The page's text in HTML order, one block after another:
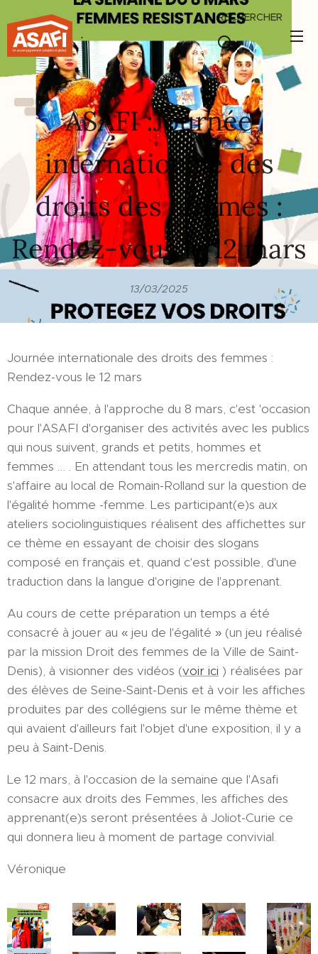
.
RECHERCHER
ASAFI :Journée
internationale des
droits des femmes :
Rendez-vous le 12 mars
13/03/2025
Journée internationale des droits des femmes :
Rendez-vous le 12 mars
Chaque année, à l'approche du 8 mars, c'est 'occasion
pour l'ASAFI d'organiser des activités avec les publics
qui nous suivent, grands et petits, hommes et
femmes … . En attendant tous les mercredis matin, on
s'affaire au local de Romain-Rolland sur la question de
l'égalité homme -femme. Les participant(e)s aux
ateliers sociolinguistiques réalisent des affichettes sur
ce thème en essayant de choisir des slogans
composé en français et, quand c'est possible, d'une
traduction dans la langue d'origine de l'apprenant.
Au cours de cette préparation un temps a été
consacré à jouer au « jeu de l'égalité » (un jeu réalisé
par la mission Droit des femmes de la Ville de Saint-
Denis), à visionner des vidéos (voir ici ) réalisées par
des élèves de Seine-Saint-Denis et à voir les affiches
produites par des collégiens sur le même thème et
qui avaient d'ailleurs fait l'objet d'une exposition, il y a
peu à Saint-Denis.
Le 12 mars, à l'occasion de la semaine que l'Asafi
consacre aux droits des Femmes, les affiches des
apprenant(e)s seront présentées à Joliot-Curie ce
qui donnera lieu à moment de partage convivial.
Véronique